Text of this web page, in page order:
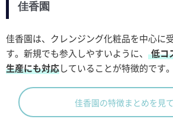
佳香園
佳香園は、クレンジング化粧品を中心に
す。新規でも参入しやすいように、
低コ
生産にも対応していることが特徴的です。
佳香園の特徴まとめを見